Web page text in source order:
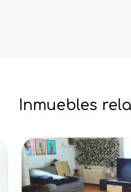
Inmuebles
Piso en Tres Cantos